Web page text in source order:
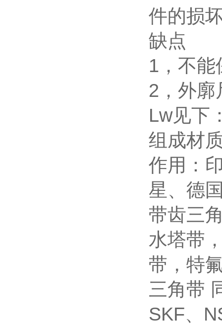
件的损
缺点
1，不能
2，外廓
Lw见下
组成材
作用：
星、德
带齿三
水塔带
带，特
三角带
SKF、